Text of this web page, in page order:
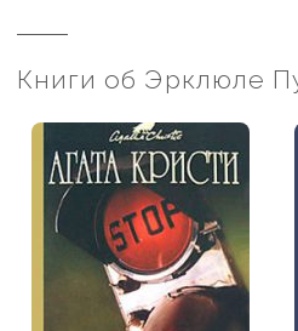
Книги об Эрклюле